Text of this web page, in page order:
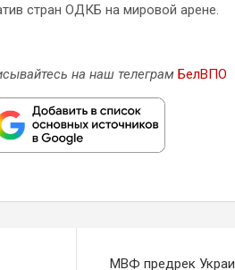
стран ОДКБ на мировой арене.
на наш телеграм БелВПО
МВФ предрек